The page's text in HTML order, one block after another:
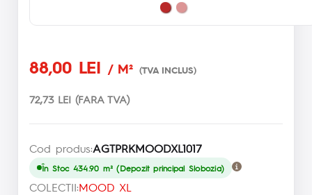
88,00 LEI / M² (TVA INCLUS)
72,73 LEI (FARA TVA)
Cod produs:AGTPRKMOODXL1017
În Stoc 434.90 m² (Depozit principal Slobozia)
COLECTII:MOOD XL